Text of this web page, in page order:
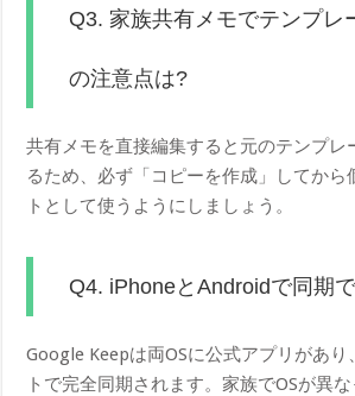
Q3. 家族共有メモでテンプレ
の注意点は?
共有メモを直接編集すると元のテンプレ
るため、必ず「コピーを作成」してから
トとして使うようにしましょう。
Q4. iPhoneとAndroidで同期
Google Keepは両OSに公式アプリがあ
トで完全同期されます。家族でOSが異